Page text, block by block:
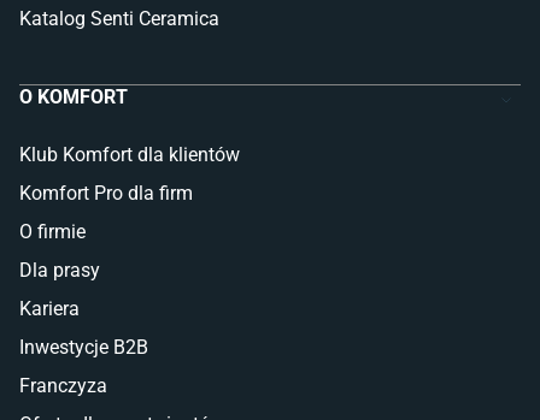
Katalog Senti Ceramica
O KOMFORT
Klub Komfort dla klientów
Komfort Pro dla firm
O firmie
Dla prasy
Kariera
Inwestycje B2B
Franczyza